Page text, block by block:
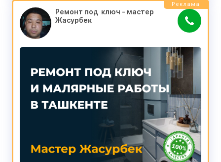
Реклама
Ремонт под  ключ - мастер
Жасурбек